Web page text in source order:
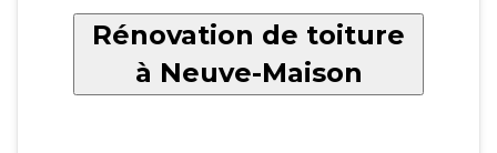
Rénovation de toiture
à Neuve-Maison